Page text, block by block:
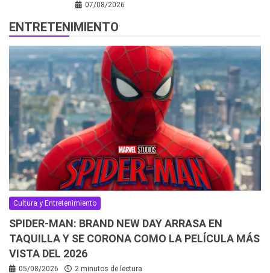
07/08/2026
ENTRETENIMIENTO
Cultura y Entretenimiento
SPIDER-MAN: BRAND NEW DAY ARRASA EN
TAQUILLA Y SE CORONA COMO LA PELÍCULA MÁS
VISTA DEL 2026
05/08/2026 2 minutos de lectura